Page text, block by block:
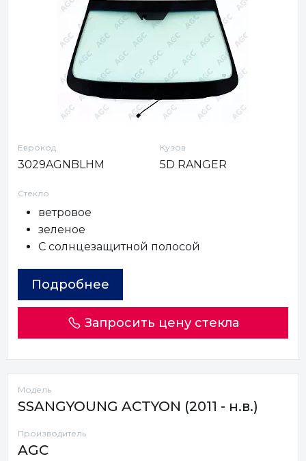
Еврокод
3029AGNBLHM
Кузов
5D RANGER
Стекло
ветровое
зеленое
С солнцезащитной полосой
Подробнее
Запросить цену стекла
Модель
SSANGYOUNG ACTYON (2011 - н.в.)
Производитель
AGC